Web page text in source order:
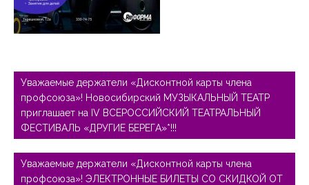
по
записям
Уважаемые держатели «Дисконтной карты члена
профсоюза»! Новосибирский МУЗЫКАЛЬНЫЙ ТЕАТР
приглашает на IV ВСЕРОССИЙСКИЙ ТЕАТРАЛЬНЫЙ
ФЕСТИВАЛЬ «ДРУГИЕ БЕРЕГА»*!!!
Уважаемые держатели «Дисконтной карты члена
профсоюза»! ЭЛЕКТРОННЫЕ БИЛЕТЫ СО СКИДКОЙ ОТ